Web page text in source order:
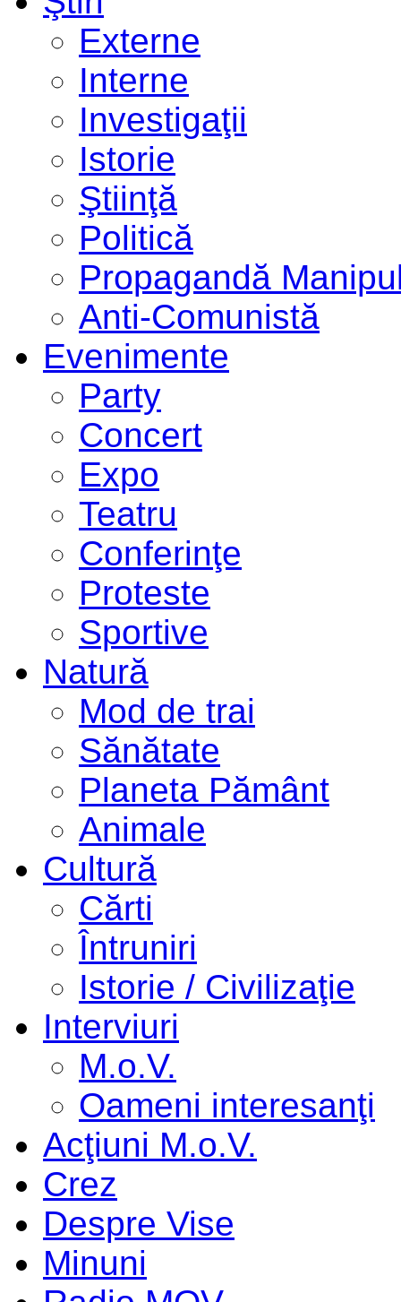
Externe
Interne
Investigaţii
Istorie
Ştiinţă
Politică
Propagandă
Anti-Comunistă
Evenimente
Party
Concert
Expo
Teatru
Conferinţe
Proteste
Sportive
Natură
Mod de trai
Sănătate
Planeta Pământ
Animale
Cultură
Cărti
Întruniri
Istorie / Civilizaţie
Interviuri
M.o.V.
Oameni interesanţi
Acţiuni M.o.V.
Crez
Despre Vise
Minuni